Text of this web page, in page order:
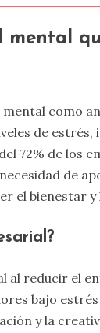
mental
como
de
72% de los
de
el bienestar
reducir el
bajo
y la